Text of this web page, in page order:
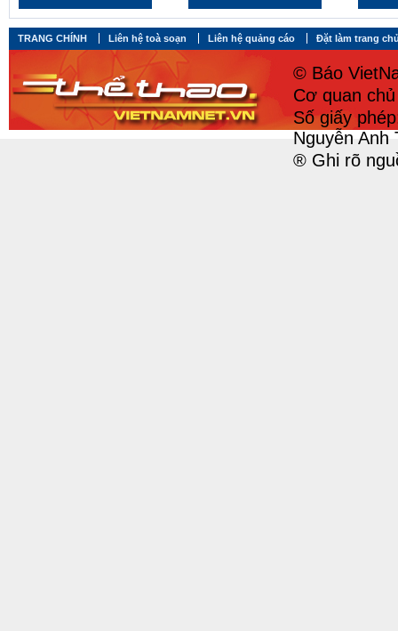
TRANG CHÍNH Liên hệ toà soạn Liên hệ quảng cáo Đặt làm trang
© Báo
Cơ quan
Số giấy
Nguyễn Anh
® Ghi rõ